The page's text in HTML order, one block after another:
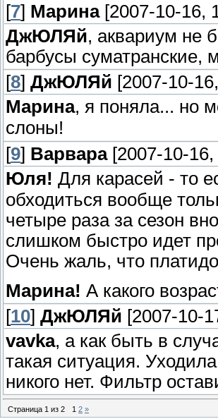
[7] Марина[2007-10-16,
ДжЮЛЯй, аквариум не
барбусы суматранские,
[8] ДжЮЛЯй [2007-10-
Марина, я поняла... но
слоны!
[9] Варвара[2007-10-16,
Юля! Для карасей - то
обходиться вообще
четыре раза за сезон
слишком быстро идет
Очень жаль, что
Марина! А какого
[10] ДжЮЛЯй [2007-10-
vavka, а как быть в
такая ситуация.
никого нет. Фильтр
Страница 1 из 2 1 2 »